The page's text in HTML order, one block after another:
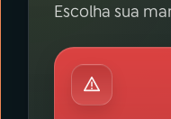
Escolha sua